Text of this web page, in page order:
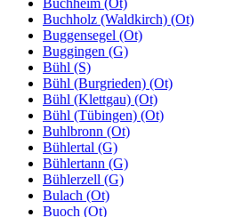
Buchholz (Waldkirch) (Ot)
Buggensegel (Ot)
Buggingen (G)
Bühl (S)
Bühl (Burgrieden) (Ot)
Bühl (Klettgau) (Ot)
Bühl (Tübingen) (Ot)
Buhlbronn (Ot)
Bühlertal (G)
Bühlertann (G)
Bühlerzell (G)
Bulach (Ot)
Buoch (Ot)